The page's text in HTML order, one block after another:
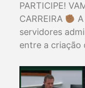
PARTICIPE!
CARREIRA
servidores
entre a criação